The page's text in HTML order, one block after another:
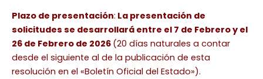
Plazo de presentación: La presentación de
solicitudes se desarrollará entre el 7 de Febrero y el
26 de Febrero de 2026 (20 días naturales a contar
desde el siguiente al de la publicación de esta
resolución en el «Boletín Oficial del Estado»).